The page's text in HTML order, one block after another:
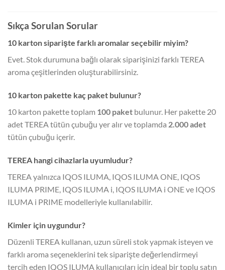
Sıkça Sorulan Sorular
10 karton siparişte farklı aromalar seçebilir miyim?
Evet. Stok durumuna bağlı olarak siparişinizi farklı TEREA
aroma çeşitlerinden oluşturabilirsiniz.
10 karton pakette kaç paket bulunur?
10 karton pakette toplam 100 paket bulunur. Her pakette 20
adet TEREA tütün çubuğu yer alır ve toplamda 2.000 adet
tütün çubuğu içerir.
TEREA hangi cihazlarla uyumludur?
TEREA yalnızca IQOS ILUMA, IQOS ILUMA ONE, IQOS
ILUMA PRIME, IQOS ILUMA i, IQOS ILUMA i ONE ve IQOS
ILUMA i PRIME modelleriyle kullanılabilir.
Kimler için uygundur?
Düzenli TEREA kullanan, uzun süreli stok yapmak isteyen ve
farklı aroma seçeneklerini tek siparişte değerlendirmeyi
tercih eden IQOS ILUMA kullanıcıları için ideal bir toplu satın